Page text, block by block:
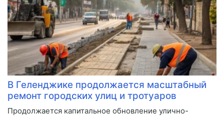
В Геленджике продолжается масштабный
ремонт городских улиц и тротуаров
Продолжается капитальное обновление улично-